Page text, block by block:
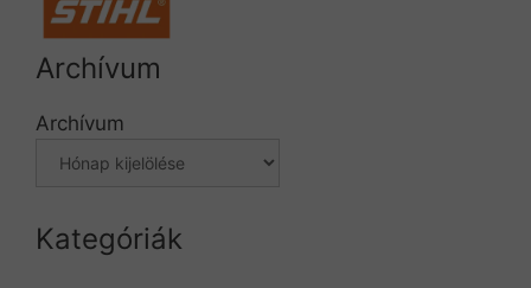
Archívum
Archívum
Kategóriák